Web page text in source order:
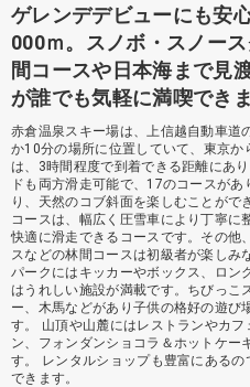
ゲレンデデビューにも安
000ｍ。スノボ・スノー
間コースや日本海まで見
が誰でも気軽に満喫できま
赤倉温泉スキー場は、上信越自動車道
か10分の場所に位置していて、東京
は、3時間程度で到着できる距離にあ
ドも両方滑走可能で、17のコースが
り、天然のコブ斜面を楽しむことがで
コースは、幅広く圧雪車により丁寧
快適に滑走できるコースです。その他
スなどの林間コースは初級者が楽しみ
パークにはキッカーやボックス、ロン
はうれしい施設が満載です。ちびっこ
ー、木馬などがあり子供の格好の遊び
す。 山頂や山麓にはレストランやカ
ン、フォンダンショコラ＆ホットケー
す。 レンタルショップも豊富にある
できます。